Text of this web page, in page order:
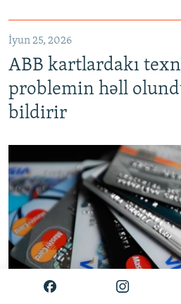
720p
İyun 25, 2026
ABB kartlardakı
problemin həll
bildirir